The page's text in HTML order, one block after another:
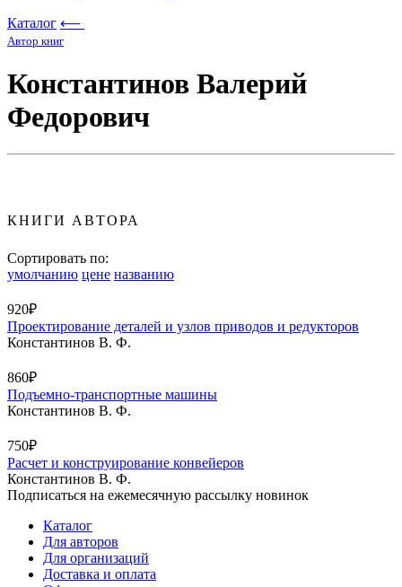
Каталог ⟵
Автор книг
Константинов Валерий
Федорович
КНИГИ АВТОРА
Сортировать по:
умолчанию цене названию
920₽
Проектирование деталей и узлов приводов и редукторов
Константинов В. Ф.
860₽
Подъемно-транспортные машины
Константинов В. Ф.
750₽
Расчет и конструирование конвейеров
Константинов В. Ф.
Подписаться на ежемесячную рассылку новинок
Каталог
Для авторов
Для организаций
Доставка и оплата